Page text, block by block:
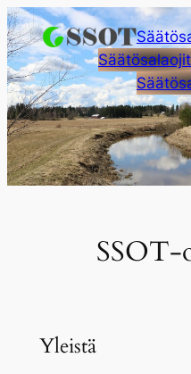
Siirry
sisältöön
SSOT-
Yleistä